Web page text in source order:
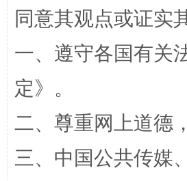
全民健身五年计划来了！等你上
同意其观点或证实
一、遵守各国有关
定》。
二、尊重网上道德
三、中国公共传媒